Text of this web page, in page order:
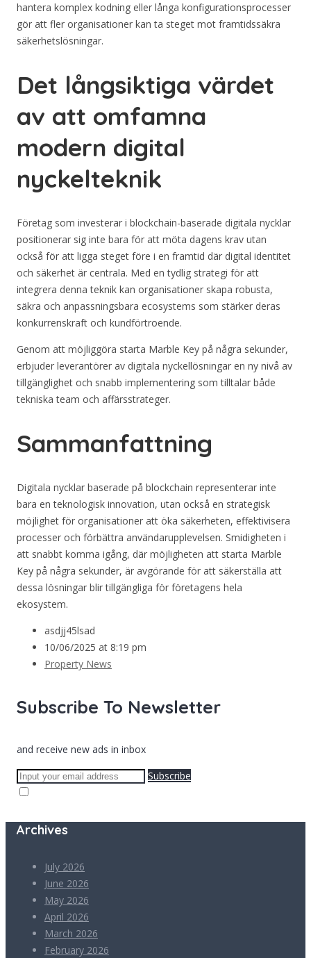
hantera komplex kodning eller långa konfigurationsprocesser
gör att fler organisationer kan ta steget mot framtidssäkra
säkerhetslösningar.
Det långsiktiga värdet
av att omfamna
modern digital
nyckelteknik
Företag som investerar i blockchain-baserade digitala nycklar
positionerar sig inte bara för att möta dagens krav utan
också för att ligga steget före i en framtid där digital identitet
och säkerhet är centrala. Med en tydlig strategi för att
integrera denna teknik kan organisationer skapa robusta,
säkra och anpassningsbara ecosystems som stärker deras
konkurrenskraft och kundförtroende.
Genom att möjliggöra starta Marble Key på några sekunder,
erbjuder leverantörer av digitala nyckellösningar en ny nivå av
tillgänglighet och snabb implementering som tilltalar både
tekniska team och affärsstrateger.
Sammanfattning
Digitala nycklar baserade på blockchain representerar inte
bara en teknologisk innovation, utan också en strategisk
möjlighet för organisationer att öka säkerheten, effektivisera
processer och förbättra användarupplevelsen. Smidigheten i
att snabbt komma igång, där möjligheten att starta Marble
Key på några sekunder, är avgörande för att säkerställa att
dessa lösningar blir tillgängliga för företagens hela
ekosystem.
asdjj45lsad
10/06/2025 at 8:19 pm
Property News
Subscribe To Newsletter
and receive new ads in inbox
Subscribe
Archives
July 2026
June 2026
May 2026
April 2026
March 2026
February 2026